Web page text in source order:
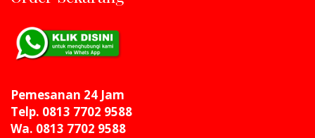
Pemesanan 24 Jam
Telp. 0813 7702 9588
Wa. 0813 7702 9588